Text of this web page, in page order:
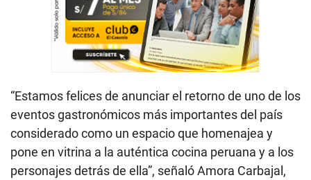
“Estamos felices de anunciar el retorno de uno de los
eventos gastronómicos más importantes del país
considerado como un espacio que homenajea y
pone en vitrina a la auténtica cocina peruana y a los
personajes detrás de ella”, señaló Amora Carbajal,